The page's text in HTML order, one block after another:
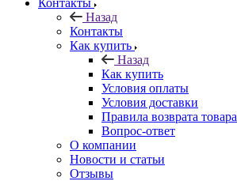
Контакты
Назад
Контакты
Как купить
Назад
Как купить
Условия оплаты
Условия доставки
Правила возврата товара
Вопрос-ответ
О компании
Новости и статьи
Отзывы